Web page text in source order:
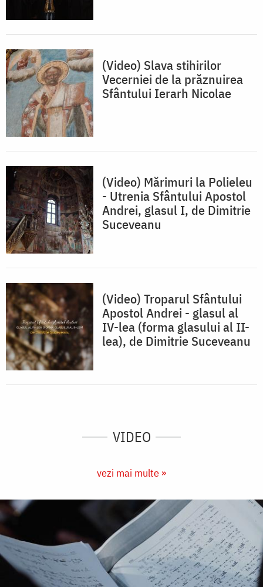
(Video) Slava stihirilor
Vecerniei de la prăznuirea
Sfântului Ierarh Nicolae
(Video) Mărimuri la Polieleu
- Utrenia Sfântului Apostol
Andrei, glasul I, de Dimitrie
Suceveanu
(Video) Troparul Sfântului
Apostol Andrei - glasul al
IV-lea (forma glasului al II-
lea), de Dimitrie Suceveanu
VIDEO
vezi mai multe »